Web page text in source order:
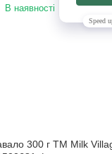
В наявності